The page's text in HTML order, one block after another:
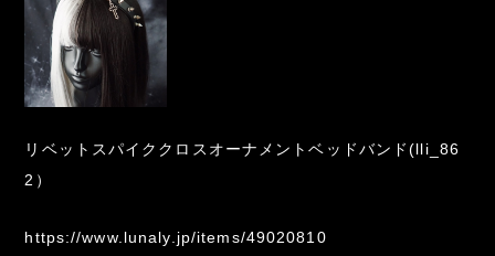
リベットスパイククロスオーナメントベッドバンド(lli_86
2）
https://www.lunaly.jp/items/49020810